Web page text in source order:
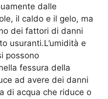
dalle
il caldo e il gelo, ma
dei fattori di danni
usuranti.L’umidità e
possono
fessura della
ad avere dei danni
di acqua che riduce o